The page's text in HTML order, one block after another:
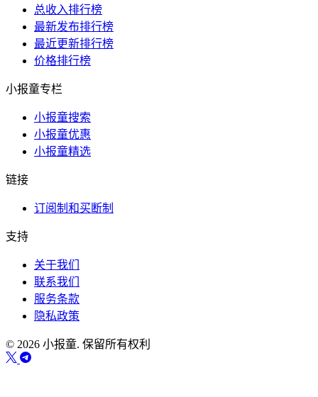
总收入排行榜
最新发布排行榜
最近更新排行榜
价格排行榜
小报童专栏
小报童搜索
小报童优惠
小报童精选
链接
订阅制和买断制
支持
关于我们
联系我们
服务条款
隐私政策
© 2026 小报童. 保留所有权利